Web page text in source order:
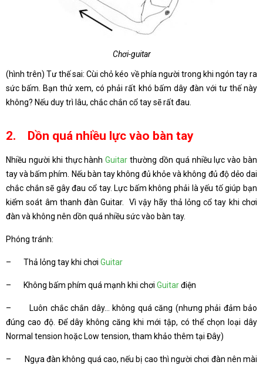
Chơi-guitar
(hình trên) Tư thế sai: Cùi chỏ kéo về phía người trong khi ngón tay ra
sức bấm. Bạn thử xem, có phải rất khó bấm dây đàn với tư thế này
không? Nếu duy trì lâu, chắc chắn cổ tay sẽ rất đau.
2. Dồn quá nhiều lực vào bàn tay
Nhiều người khi thực hành Guitar thường dồn quá nhiều lực vào bàn
tay và bấm phím. Nếu bàn tay không đủ khỏe và không đủ độ dẻo dai
chắc chắn sẽ gây đau cổ tay. Lực bấm không phải là yếu tố giúp bạn
kiểm soát âm thanh đàn Guitar. Vì vậy hãy thả lỏng cổ tay khi chơi
đàn và không nên dồn quá nhiều sức vào bàn tay.
Phóng tránh:
– Thả lỏng tay khi chơi Guitar
– Không bấm phím quá mạnh khi chơi Guitarđiện
– Luôn chắc chắn dây… không quá căng (nhưng phải đảm bảo
đúng cao độ. Để dây không căng khi mới tập, có thể chọn loại dây
Normal tension hoặc Low tension, tham khảo thêm tại Đây)
– Ngựa đàn không quá cao, nếu bị cao thì người chơi đàn nên mài